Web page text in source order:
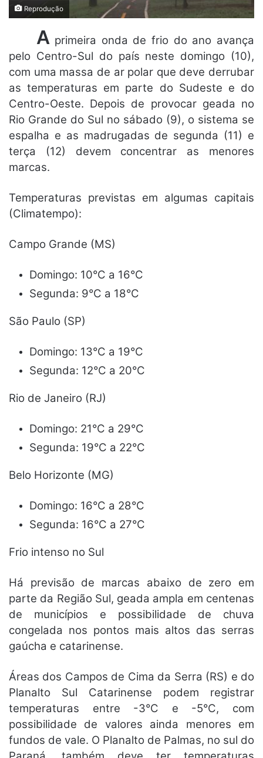
Reprodução
A primeira onda de frio do ano avança
pelo Centro-Sul do país neste domingo (10),
com uma massa de ar polar que deve derrubar
as temperaturas em parte do Sudeste e do
Centro-Oeste. Depois de provocar geada no
Rio Grande do Sul no sábado (9), o sistema se
espalha e as madrugadas de segunda (11) e
terça (12) devem concentrar as menores
marcas.
Temperaturas previstas em algumas capitais
(Climatempo):
Campo Grande (MS)
Domingo: 10°C a 16°C
Segunda: 9°C a 18°C
São Paulo (SP)
Domingo: 13°C a 19°C
Segunda: 12°C a 20°C
Rio de Janeiro (RJ)
Domingo: 21°C a 29°C
Segunda: 19°C a 22°C
Belo Horizonte (MG)
Domingo: 16°C a 28°C
Segunda: 16°C a 27°C
Frio intenso no Sul
Há previsão de marcas abaixo de zero em
parte da Região Sul, geada ampla em centenas
de municípios e possibilidade de chuva
congelada nos pontos mais altos das serras
gaúcha e catarinense.
Áreas dos Campos de Cima da Serra (RS) e do
Planalto Sul Catarinense podem registrar
temperaturas entre -3°C e -5°C, com
possibilidade de valores ainda menores em
fundos de vale. O Planalto de Palmas, no sul do